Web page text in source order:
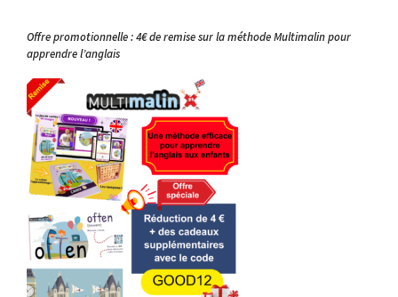
Offre promotionnelle : 4€ de remise sur la méthode Multimalin pour
apprendre l’anglais